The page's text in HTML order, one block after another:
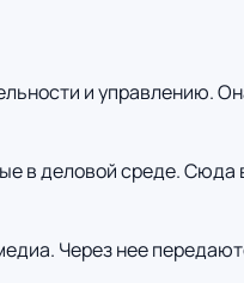
и управлению.
в деловой среде. Сюда
Через нее